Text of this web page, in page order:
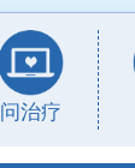
问治疗